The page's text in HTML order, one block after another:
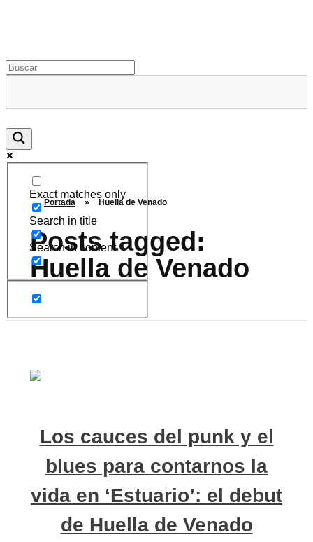
Exact matches only
Search in title
Search in content
Portada » Huella de Venado
Posts tagged:
Huella de Venado
Los cauces del punk y el
blues para contarnos la
vida en ‘Estuario’: el debut
de Huella de Venado